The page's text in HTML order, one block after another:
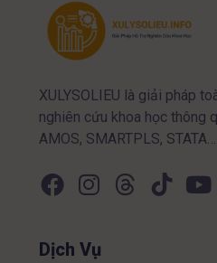
XULYSOLIEU là giải pháp
nghiên cứu khoa học thông
AMOS, SMARTPLS, STATA…
Dịch Vụ